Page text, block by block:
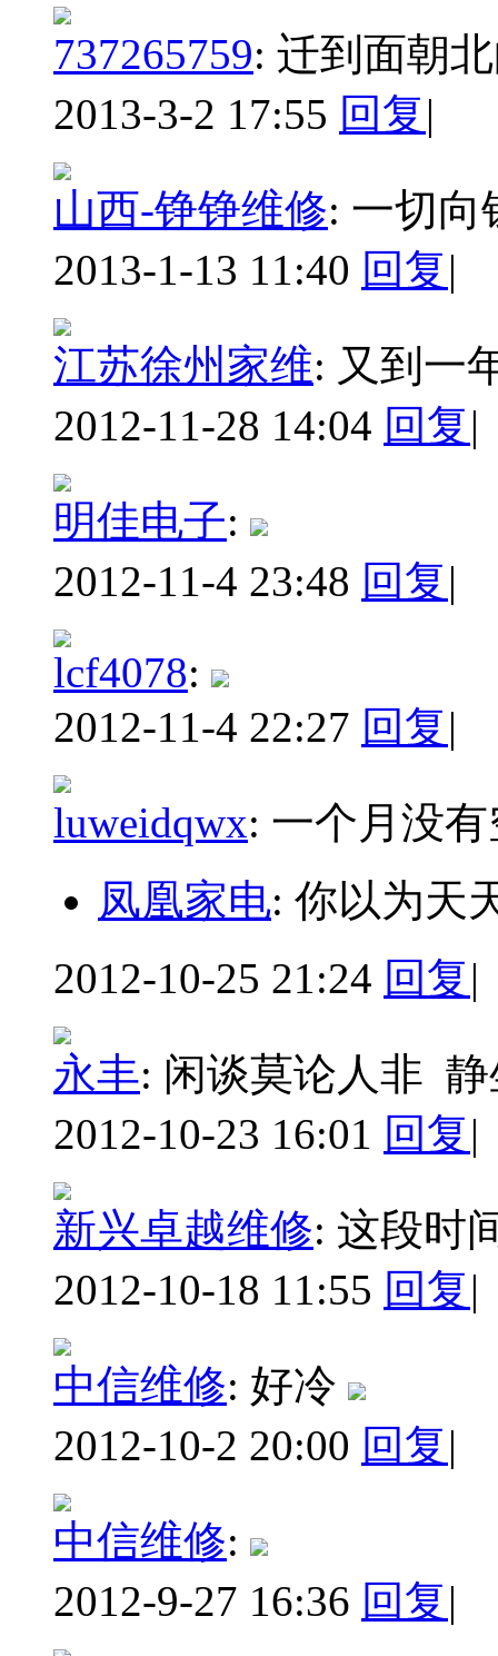
737265759: 迁到面朝
2013-3-2 17:55 回复|
山西-铮铮维修: 一切向
2013-1-13 11:40 回复|
江苏徐州家维: 又到一
2012-11-28 14:04 回复|
明佳电子:
2012-11-4 23:48 回复|
lcf4078:
2012-11-4 22:27 回复|
luweidqwx: 一个月没
凤凰家电: 你以为天
2012-10-25 21:24 回复|
永丰: 闲谈莫论人非
2012-10-23 16:01 回复|
新兴卓越维修: 这段时
2012-10-18 11:55 回复|
中信维修: 好冷
2012-10-2 20:00 回复|
中信维修:
2012-9-27 16:36 回复|